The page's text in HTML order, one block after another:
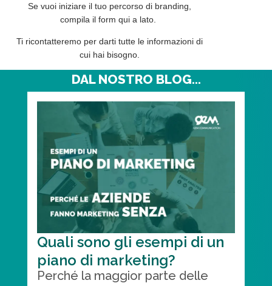
Se vuoi iniziare il tuo percorso di branding,
compila il form qui a lato.
Ti ricontatteremo per darti tutte le informazioni di
cui hai bisogno.
DAL NOSTRO BLOG...
Quali sono gli esempi di un
piano di marketing?
Perché la maggior parte delle